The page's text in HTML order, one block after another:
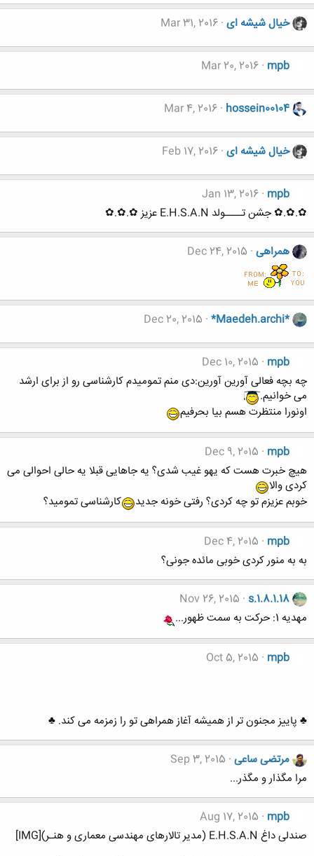
خیال شیشه ای Mar 31, 2016
mpb
Mar 20, 2016
hossein00104
Mar 4, 2016
خیال شیشه ای Feb 17, 2016
mpb
Jan 13, 2016
✿.✿.✿ جشن تــــولد E.H.S.A.N عزیز ✿.✿.✿
همراهی Dec 24, 2015
*Maedeh.archi*
Dec 20, 2015
mpb
Dec 10, 2015
چه بچه فعالی آورین آورین:دی منم تمومیدم کارشناسی رو از برای ارشد
می خوانیم.
اونورا منتظرت هسم بیا بحرفیم
mpb
Dec 9, 2015
هیچ خبرت هست که یهو غیب شدی؟ یه جاهایی قبلا یه حالی احوالی می
کردی والا
خوبم عزیزم تو چه کردی؟ رفتی خونه جدید
کارشناسی تمومید؟
mpb
Dec 4, 2015
به به منور کردی خوبی مائده جونی؟
s.1.8.1.18
Nov 26, 2015
مهدیه 1: حرکت به سمت ظهور...
mpb
Oct 5, 2015
♣ پاییز مجنون تر از همیشه آغاز همراهی تو را زمزمه می کند. ♣
مرتضی ساعی Sep 3, 2015
مرا مگذار و مگذر...
mpb
Aug 17, 2015
صندلی داغ E.H.S.A.N (مدیر تالارهای مهندسی معماری و هنـر)[IMG]